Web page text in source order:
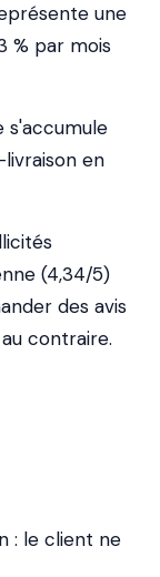
une
% par mois
s'accumule
en
(4,34/5)
des avis
contraire.
: le client ne